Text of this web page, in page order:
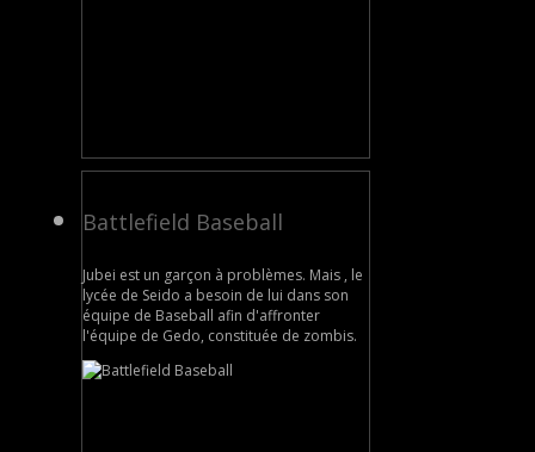
Battlefield Baseball
Jubei est un garçon à problèmes. Mais , le
lycée de Seido a besoin de lui dans son
équipe de Baseball afin d'affronter
l'équipe de Gedo, constituée de zombis.